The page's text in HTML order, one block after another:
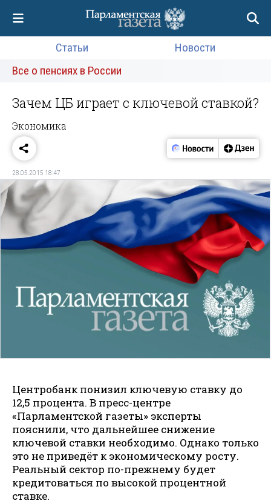
Статьи
Новости
Все о пенсиях в России
Зачем ЦБ играет с ключевой ставкой?
Экономика
28.05.2015 18:47
Центробанк понизил ключевую ставку до
12,5 процента. В пресс-центре
«Парламентской газеты» эксперты
пояснили, что дальнейшее снижение
ключевой ставки необходимо. Однако только
это не приведёт к экономическому росту.
Реальный сектор по-прежнему будет
кредитоваться по высокой процентной
ставке.